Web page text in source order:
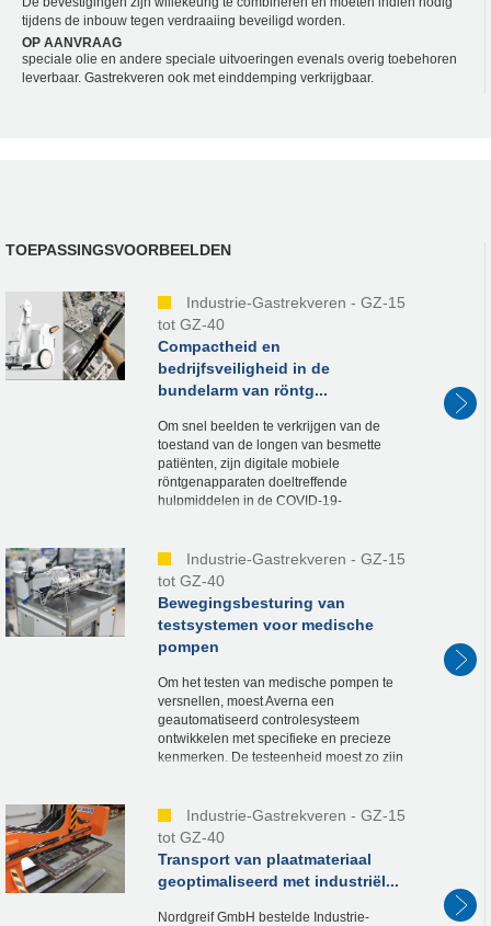
tijdens de inbouw tegen verdraaiing beveiligd worden.
OP AANVRAAG
speciale olie en andere speciale uitvoeringen evenals overig toebehoren
leverbaar. Gastrekveren ook met einddemping verkrijgbaar.
TOEPASSINGSVOORBEELDEN
Industrie-Gastrekveren - GZ-15
tot GZ-40
Compactheid en
bedrijfsveiligheid in de
bundelarm van röntg...
Om snel beelden te verkrijgen van de
toestand van de longen van besmette
patiënten, zijn digitale mobiele
röntgenapparaten doeltreffende
hulpmiddelen in de COVID-19-
leveren...Industrie-Gastrekveren - GZ-15
tot GZ-40
Bewegingsbesturing van
testsystemen voor medische
pompen
Om het testen van medische pompen te
versnellen, moest Averna een
geautomatiseerd controlesysteem
ontwikkelen met specifieke en precieze
kenmerken. De testeenheid moest zo zijn
Industrie-Gastrekveren - GZ-15
tot GZ-40
Transport van plaatmateriaal
geoptimaliseerd met industriël...
Nordgreif GmbH bestelde Industrie-